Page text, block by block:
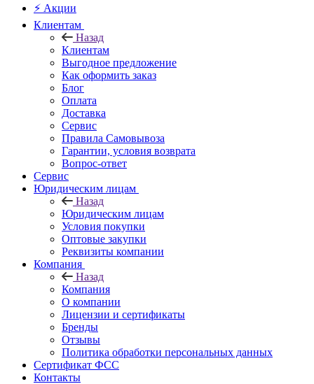
⚡ Акции
Клиентам
Назад
Клиентам
Выгодное предложение
Как оформить заказ
Блог
Оплата
Доставка
Сервис
Правила Самовывоза
Гарантии, условия возврата
Вопрос-ответ
Сервис
Юридическим лицам
Назад
Юридическим лицам
Условия покупки
Оптовые закупки
Реквизиты компании
Компания
Назад
Компания
О компании
Лицензии и сертификаты
Бренды
Отзывы
Политика обработки персональных данных
Сертификат ФСС
Контакты